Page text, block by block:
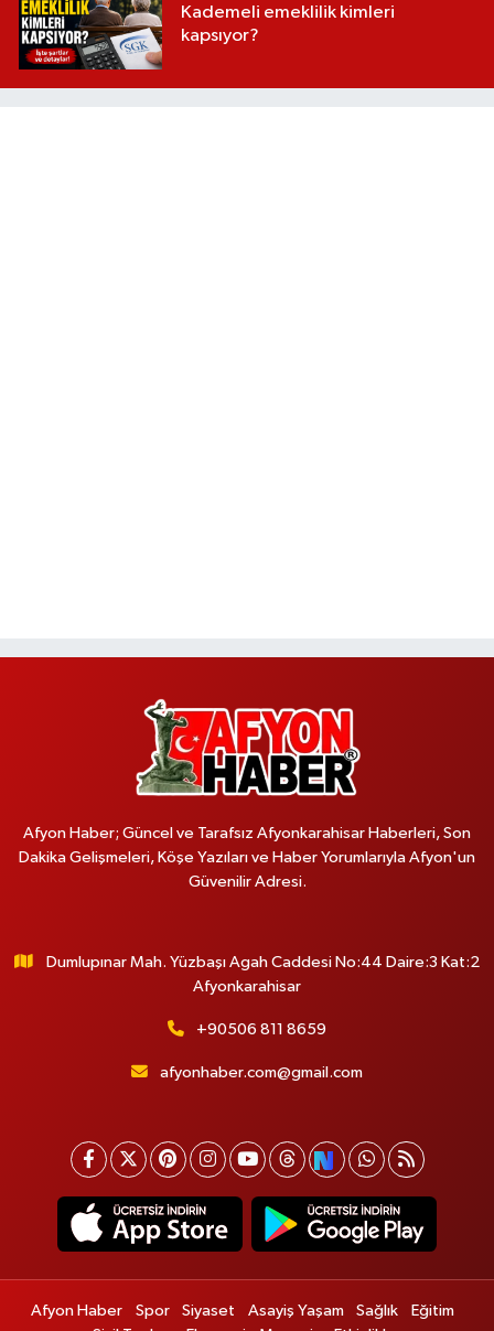
Kademeli emeklilik kimleri
kapsıyor?
Afyon Haber; Güncel ve Tarafsız Afyonkarahisar Haberleri, Son
Dakika Gelişmeleri, Köşe Yazıları ve Haber Yorumlarıyla Afyon'un
Güvenilir Adresi.
Dumlupınar Mah. Yüzbaşı Agah Caddesi No:44 Daire:3 Kat:2
Afyonkarahisar
+90506 811 8659
afyonhaber.com@gmail.com
Afyon Haber Spor Siyaset Asayiş Yaşam Sağlık
Eğitim